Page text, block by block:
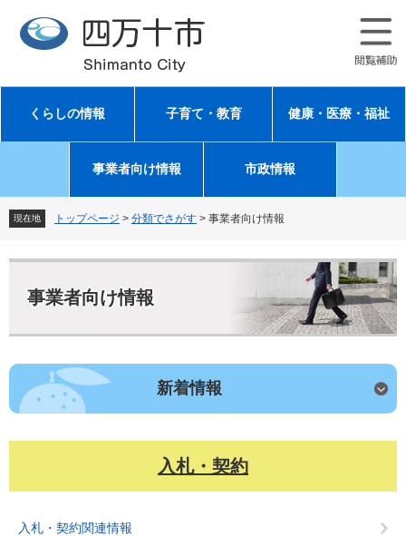
先
す
を
し
文
くらしの情報 子育て・教育 健康・医療・福祉
事業者向け情報 市政情報
現在地 トップページ > 分類でさがす > 事業者向け情報
事業者向け情報
新着情報
入札・契約
入札・契約関連情報